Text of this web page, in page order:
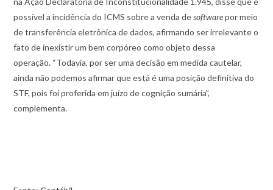
possível a incidência do ICMS sobre a venda desoftwarepor meio
de transferência eletrônica de dados, afirmando ser irrelevante o
fato de inexistir um bem corpóreo como objeto dessa
operação. “Todavia, por ser uma decisão em medida cautelar,
ainda não podemos afirmar que está é uma posição definitiva do
STF, pois foi proferida em juízo de cognição sumária”,
complementa.